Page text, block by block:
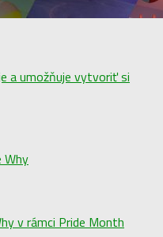
a umožňuje vytvoriť si
v rámci Pride Month